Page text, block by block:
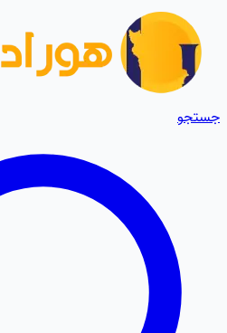
جستجو